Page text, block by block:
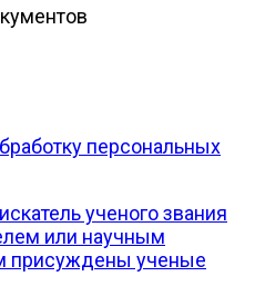
персональных
ученого звания
или научным
присуждены ученые